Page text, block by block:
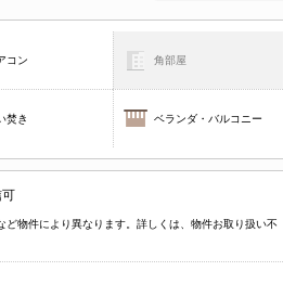
コン 角部屋
焚き ベランダ・バルコニー
物件により異なります。詳しくは、物件お取り扱い不